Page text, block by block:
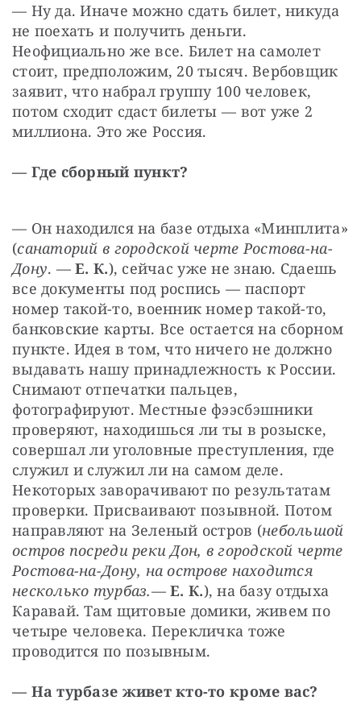
— Ну да. Иначе можно сдать билет, никуда
не поехать и получить деньги.
Неофициально же все. Билет на самолет
стоит, предположим, 20 тысяч. Вербовщик
заявит, что набрал группу 100 человек,
потом сходит сдаст билеты — вот уже 2
миллиона. Это же Россия.
— Где сборный пункт?
— Он находился на базе отдыха «Минплита»
(санаторий в городской черте Ростова-на-
Дону. — Е. К.), сейчас уже не знаю. Сдаешь
все документы под роспись — паспорт
номер такой-то, военник номер такой-то,
банковские карты. Все остается на сборном
пункте. Идея в том, что ничего не должно
выдавать нашу принадлежность к России.
Снимают отпечатки пальцев,
фотографируют. Местные фээсбэшники
проверяют, находишься ли ты в розыске,
совершал ли уголовные преступления, где
служил и служил ли на самом деле.
Некоторых заворачивают по результатам
проверки. Присваивают позывной. Потом
направляют на Зеленый остров (небольшой
остров посреди реки Дон, в городской черте
Ростова-на-Дону, на острове находится
несколько турбаз.— Е. К.), на базу отдыха
Каравай. Там щитовые домики, живем по
четыре человека. Перекличка тоже
проводится по позывным.
— На турбазе живет кто-то кроме вас?